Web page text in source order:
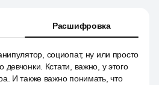
Расшифровка
социопат, ну или просто
Кстати, важно, у этого
И также важно понимать, что